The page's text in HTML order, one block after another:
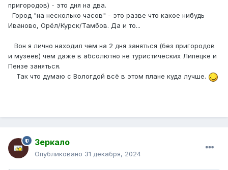
пригородов) - это дня на два.
Город "на несколько часов" - это разве что какое нибудь
Иваново, Орёл/Курск/Тамбов. Да и то...
Вон я лично находил чем на 2 дня заняться (без пригородов
и музеев) чем даже в абсолютно не туристических Липецке и
Пензе заняться.
Так что думаю с Вологдой всё в этом плане куда лучше.
Зеркало
Опубликовано 31 декабря, 2024